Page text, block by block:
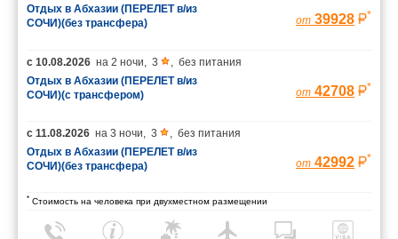
Отдых в Абхазии (ПЕРЕЛЕТ в/из
СОЧИ)(без трансфера)
от 39928 *
с 10.08.2026 на 2 ночи, 3 , без питания
Отдых в Абхазии (ПЕРЕЛЕТ в/из
СОЧИ)(с трансфером)
от 42708 *
с 11.08.2026 на 3 ночи, 3 , без питания
Отдых в Абхазии (ПЕРЕЛЕТ в/из
СОЧИ)(без трансфера)
от 42992 *
* Стоимость на человека при двухместном размещении